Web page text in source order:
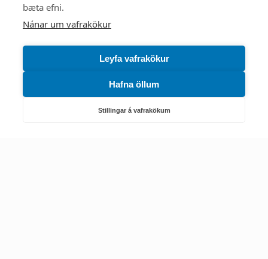
bæta efni.
Nánar um vafrakökur
Leyfa vafrakökur
Hafna öllum
Stillingar á vafrakökum
Starfsstöðvar
Náttúruverndarstofnun
Veiðimál, friðlýst svæði, landvarsla og náttúruvernd